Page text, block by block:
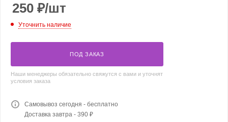
250 ₽/шт
Уточнить наличие
ПОД ЗАКАЗ
Наши менеджеры обязательно свяжутся с вами и уточнят
условия заказа
Самовывоз сегодня - бесплатно
Доставка завтра - 390 ₽